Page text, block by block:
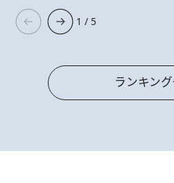
1 / 5
ランキン